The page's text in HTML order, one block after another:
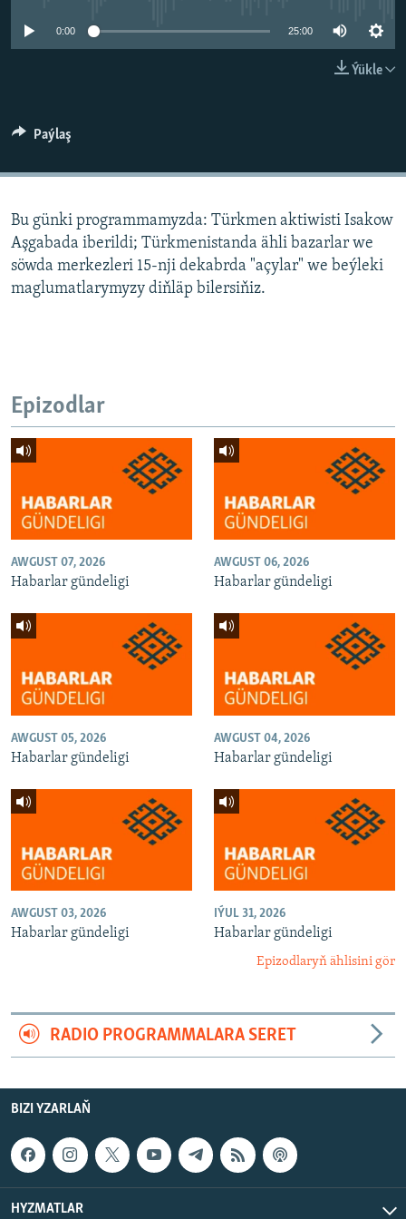
0:00 25:00
Ýükle
Paýlaş
Bu günki programmamyzda: Türkmen aktiwisti Isakow
Aşgabada iberildi; Türkmenistanda ähli bazarlar we
söwda merkezleri 15-nji dekabrda "açylar" we beýleki
maglumatlarymyzy diňläp bilersiňiz.
Epizodlar
AWGUST 07, 2026
Habarlar gündeligi
AWGUST 06, 2026
Habarlar gündeligi
AWGUST 05, 2026
Habarlar gündeligi
AWGUST 04, 2026
Habarlar gündeligi
AWGUST 03, 2026
Habarlar gündeligi
IÝUL 31, 2026
Habarlar gündeligi
Epizodlaryň ählisini gör
RADIO PROGRAMMALARA SERET
BIZI YZARLAŇ
HYZMATLAR